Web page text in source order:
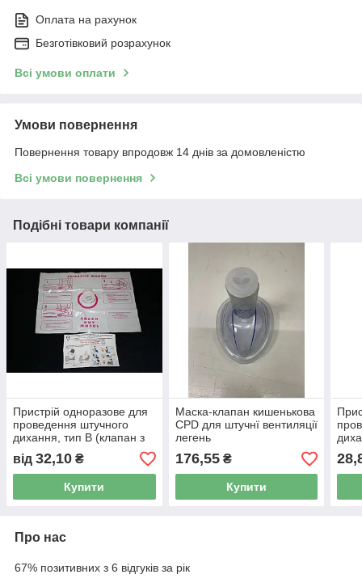
Оплата на рахунок
Безготівковий розрахунок
Всі умови оплати
Умови повернення
Повернення товару впродовж 14 днів за домовленістю
Всі умови повернення
Подібні товари компанії
Пристрій одноразове для
проведення штучного
дихання, тип В (клапан з
плівкою)
від 32,10 ₴
Купити
Маска-клапан кишенькова
CPD для штучнї вентиляції
легень
176,55₴
Купити
Про нас
67% позитивних з 6 відгуків за рік